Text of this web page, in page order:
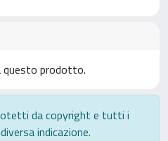
questo prodotto.
da copyright e tutti i
indicazione.